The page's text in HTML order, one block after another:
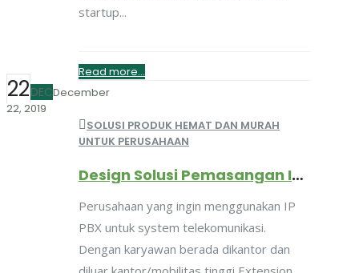
startup...
Read more...
22DECDecember
22, 2019
SOLUSI PRODUK HEMAT DAN MURAH
UNTUK PERUSAHAAN
Design Solusi Pemasangan IP PBX Untuk Perusahaan Dengan Mobilitas Karyawan Tinggi
Perusahaan yang ingin menggunakan IP
PBX untuk system telekomunikasi.
Dengan karyawan berada dikantor dan